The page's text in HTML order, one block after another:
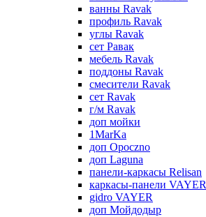
ванны Ravak
профиль Ravak
углы Ravak
сет Равак
мебель Ravak
поддоны Ravak
смесители Ravak
сет Ravak
г/м Ravak
доп мойки
1MarKa
доп Opoczno
доп Laguna
панели-каркасы Relisan
каркасы-панели VAYER
gidro VAYER
доп Мойдодыр